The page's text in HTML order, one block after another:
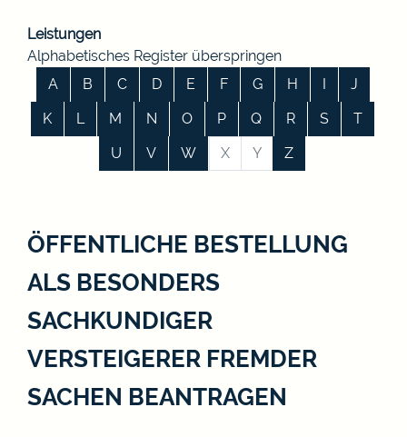
Leistungen
Alphabetisches Register überspringen
A
B C D E F G H I
J
K
L M N O P Q R S
T
U
V W X Y Z
ÖFFENTLICHE BESTELLUNG
ALS BESONDERS
SACHKUNDIGER
VERSTEIGERER FREMDER
SACHEN BEANTRAGEN